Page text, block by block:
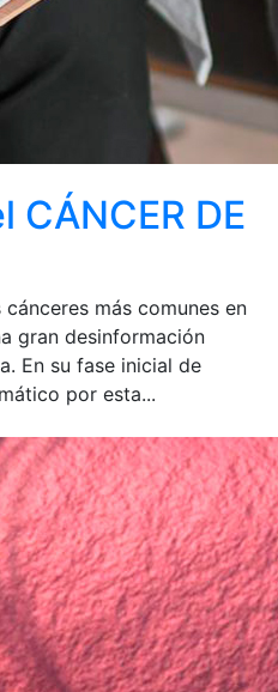
CÁNCER DE
más comunes en
gran desinformación
En su fase inicial de
por esta...